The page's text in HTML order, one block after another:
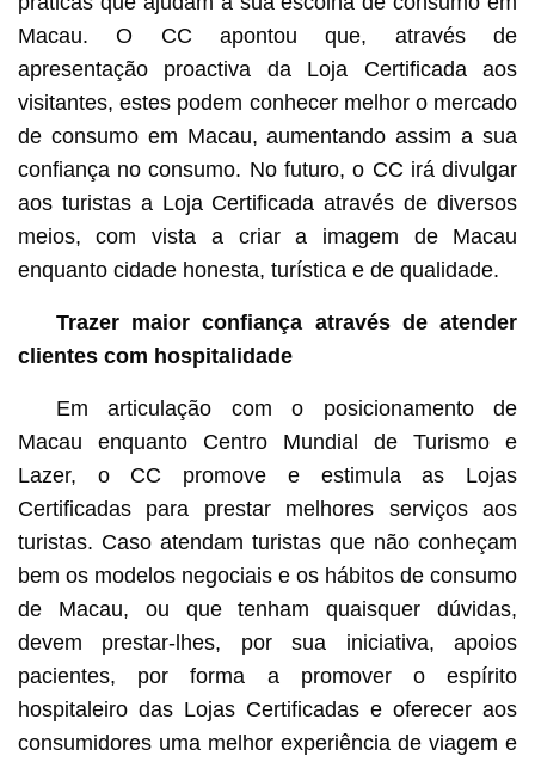
Macau. O CC apontou que, através de
apresentação proactiva da Loja Certificada aos
visitantes, estes podem conhecer melhor o mercado
de consumo em Macau, aumentando assim a sua
confiança no consumo. No futuro, o CC irá divulgar
aos turistas a Loja Certificada através de diversos
meios, com vista a criar a imagem de Macau
enquanto cidade honesta, turística e de qualidade.
Trazer maior confiança através de atender
clientes com hospitalidade
Em articulação com o posicionamento de
Macau enquanto Centro Mundial de Turismo e
Lazer, o CC promove e estimula as Lojas
Certificadas para prestar melhores serviços aos
turistas. Caso atendam turistas que não conheçam
bem os modelos negociais e os hábitos de consumo
de Macau, ou que tenham quaisquer dúvidas,
devem prestar-lhes, por sua iniciativa, apoios
pacientes, por forma a promover o espírito
hospitaleiro das Lojas Certificadas e oferecer aos
consumidores uma melhor experiência de viagem e